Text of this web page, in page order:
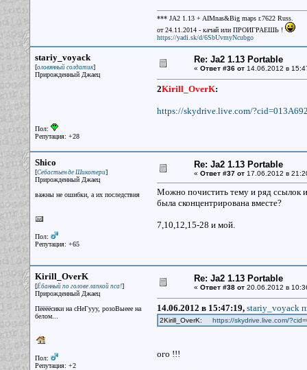
*** JA2 1.13 + AIMnas&Big maps r.7622 Russ.
от 24.11.2014 - качай или ПРОИГРАЕШЬ !
https://yadi.sk/d/6SbUvmyNcubgo
stariy_voyack
[оловянный солдатик]
Прирожденный Джаец
Пол:
Репутация: +28
Re: Ja2 1.13 Portable
« Ответ #36 от14.06.2012 в
2Kirill_OverK:
https://skydrive.live.com/
Shico
[Себастьен де Шикотери]
Прирожденный Джаец
важны не ошибки, а их последствия
Пол:
Репутация: +65
Re: Ja2 1.13 Portable
« Ответ #37 от17.06.2012 в
Можно почистить тему и ряд ссылок
была сконцентрирована вместе?
7,10,12,15-28 и мой.
Kirill_OverK
[Ёбанный по голове лапкой пса!]
Прирожденный Джаец
Пёёёёсики на сНеГууу, розоВыеее на
белом...
Пол:
Репутация: +2
Re: Ja2 1.13 Portable
« Ответ #38 от20.06.2012 в
14.06.2012 в 15:47:19, stariy_voyack
2Kirill_OverK: https://skydrive.live.com/
ого !!!